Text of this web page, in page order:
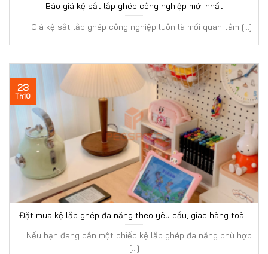
Báo giá kệ sắt lắp ghép công nghiệp mới nhất
Giá kệ sắt lắp ghép công nghiệp luôn là mối quan tâm [...]
Đặt mua kệ lắp ghép đa năng theo yêu cầu, giao hàng toàn
quốc
Nếu bạn đang cần một chiếc kệ lắp ghép đa năng phù hợp
[...]
23
Th10